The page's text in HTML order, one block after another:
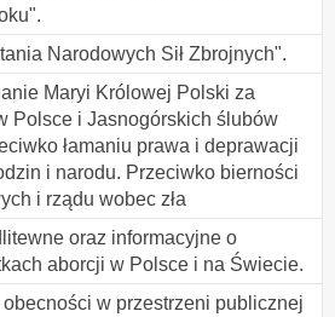
Narodowych Sił Zbrojnych".
Maryi Królowej Polski za
Polsce i Jasnogórskich ślubów
łamaniu prawa i deprawacji
i narodu. Przeciwko bierności
i rządu wobec zła
oraz informacyjne o
aborcji w Polsce i na Świecie.
w przestrzeni publicznej